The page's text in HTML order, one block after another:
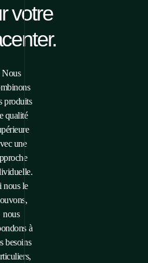
votre
Nous
produits
qualité
une
nous le
nous
à
besoins